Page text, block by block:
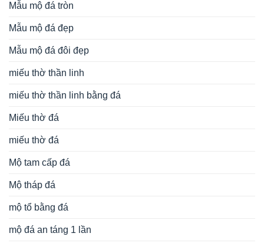
Mẫu mộ đá tròn
Mẫu mộ đá đẹp
Mẫu mộ đá đôi đẹp
miếu thờ thần linh
miếu thờ thần linh bằng đá
Miếu thờ đá
miếu thờ đá
Mộ tam cấp đá
Mộ tháp đá
mộ tổ bằng đá
mộ đá an táng 1 lần